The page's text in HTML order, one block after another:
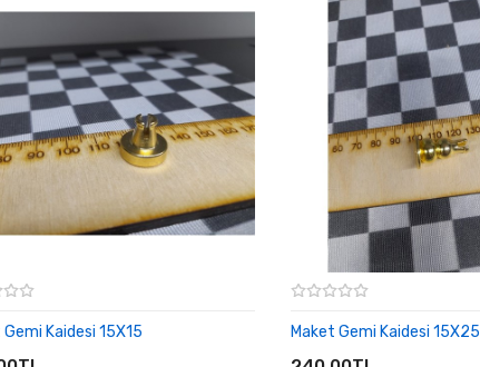
Gemi Kaidesi 15X15 Maket Gemi Kaidesi 15X25